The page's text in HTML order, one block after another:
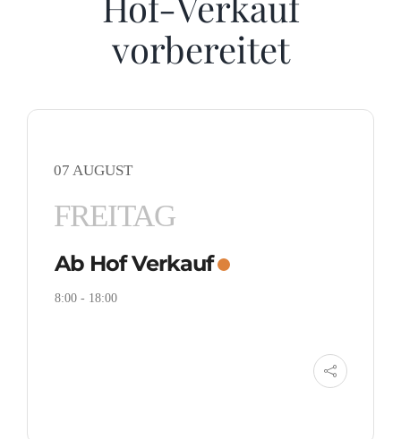
vorbereitet
07 AUGUST
FREITAG
Ab Hof Verkauf
8:00- 18:00